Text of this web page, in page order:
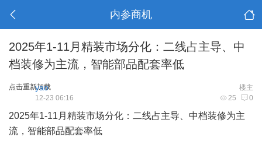
内参商机
2025年1-11月精装市场分化：二线占主导、中
档装修为主流，智能部品配套率低
点击重新加载 楼主
yao
25 0
12-23 06:16
2025年1-11月精装市场分化：二线占主导、中档装修为主
流，智能部品配套率低